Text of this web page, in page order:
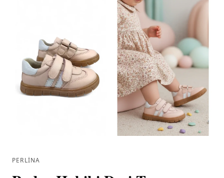
PERLINA